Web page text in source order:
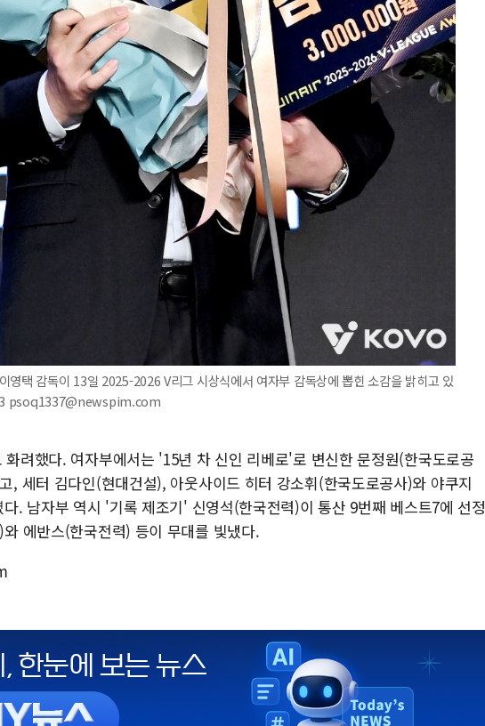
영택 감독이 13일 2025-2026 V리그 시상식에서 여자부 감독상에 뽑힌 소감을 밝히고 있
psoq1337@newspim.com
려했다. 여자부에서는 '15년 차 신인 리베로'로 변신한 문정원(한국도로공
, 세터 김다인(현대건설), 아웃사이드 히터 강소휘(한국도로공사)와 야쿠지
. 남자부 역시 '기록 제조기' 신영석(한국전력)이 통산 9번째 베스트7에 선정
에반스(한국전력) 등이 무대를 빛냈다.